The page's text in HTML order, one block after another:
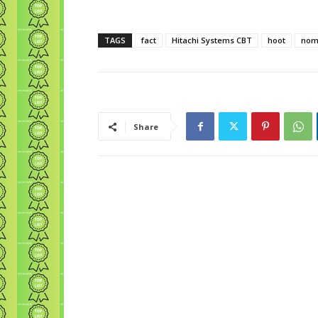
TAGS fact Hitachi Systems CBT hoot
Share